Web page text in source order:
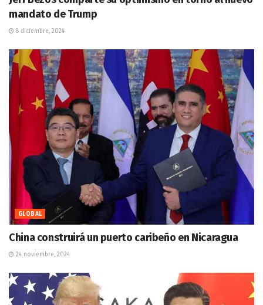
mandato de Trump
8 diciembre, 2024
GLOBAL
China construirá un puerto caribeño en Nicaragua
24 noviembre, 2024